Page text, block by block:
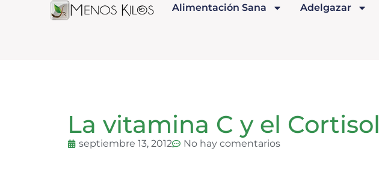
Alimentación Sana Adelgazar
La vitamina C y el Cortisol
septiembre 13, 2012 No hay comentarios